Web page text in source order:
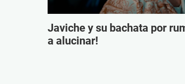
Javiche y su bachata por
a alucinar!